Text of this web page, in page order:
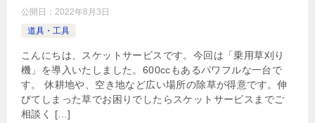
公開日： 2022年8月3日
道具・工具
こんにちは、スケットサービスです。今回は「乗用草刈り
機」を導入いたしました。600ccもあるパワフルな一台で
す。 休耕地や、空き地など広い場所の除草が得意です。伸
びてしまった草でお困りでしたらスケットサービスまでご
相談く […]